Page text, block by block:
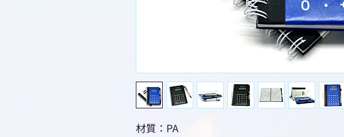
材質：PA